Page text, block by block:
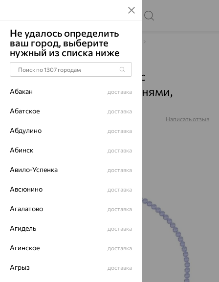
Главная Каталог
Браслеты декоративные
Микс с полудрагоценными камнями
Браслет, серебро, микс с
полудрагоценными камнями,
92050182
Написать отзыв
Не удалось определить
ваш город, выберите
нужный из списка ниже
Абакан доставка
Абатское доставка
Абдулино доставка
Абинск доставка
Авило-Успенка доставка
Авсюнино доставка
Агалатово доставка
Агидель доставка
Агинское доставка
Агрыз доставка